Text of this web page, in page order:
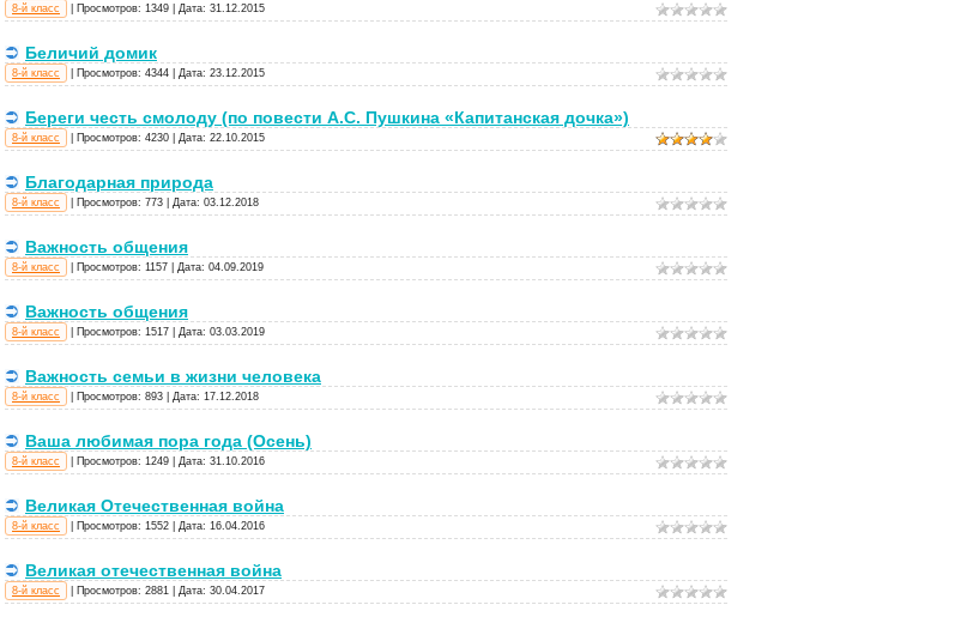
8-й класс Просмотров: 1349 Дата: 31.12.2015
Беличий домик
8-й класс Просмотров: 4344 Дата: 23.12.2015
Береги честь смолоду (по повести А.С. Пушкина «Капитанская дочка»)
8-й класс Просмотров: 4230 Дата: 22.10.2015
Благодарная природа
8-й класс Просмотров: 773 Дата: 03.12.2018
Важность общения
8-й класс Просмотров: 1157 Дата: 04.09.2019
Важность общения
8-й класс Просмотров: 1517 Дата: 03.03.2019
Важность семьи в жизни человека
8-й класс Просмотров: 893 Дата: 17.12.2018
Ваша любимая пора года (Осень)
8-й класс Просмотров: 1249 Дата: 31.10.2016
Великая Отечественная война
8-й класс Просмотров: 1552 Дата: 16.04.2016
Великая отечественная война
8-й класс Просмотров: 2881 Дата: 30.04.2017